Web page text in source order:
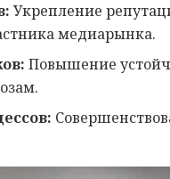
Укрепление
медиарынка.
Повышение